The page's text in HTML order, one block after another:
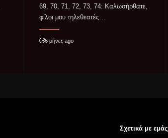
69, 70, 71, 72, 73, 74: Καλωσήρθατε,
φίλοι μου τηλεθεατές…
6 μήνες ago
Σχετικά με εμάς